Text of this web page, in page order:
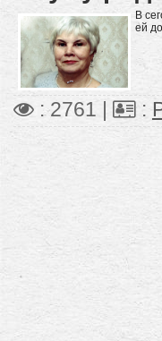
В
ей
: 2761 | :